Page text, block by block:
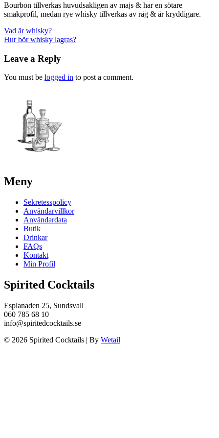
Bourbon tillverkas huvudsakligen av majs & har en sötare
smakprofil, medan rye whisky tillverkas av råg & är kryddigare.
Post
navigation
Vad är whisky?
Hur bör whisky lagras?
Leave a Reply
You must be logged in to post a comment.
Meny
Sekretesspolicy
Användarvillkor
Användardata
Butik
Drinkar
FAQs
Kontakt
Min Profil
Spirited Cocktails
Esplanaden 25, Sundsvall
060 785 68 10
info@spiritedcocktails.se
© 2026 Spirited Cocktails | By Wetail